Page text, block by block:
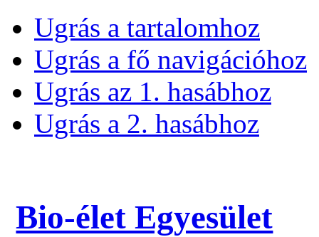
Ugrás a tartalomhoz
Ugrás a fő navigációhoz
Ugrás az 1. hasábhoz
Ugrás a 2. hasábhoz
Bio-élet Egyesület